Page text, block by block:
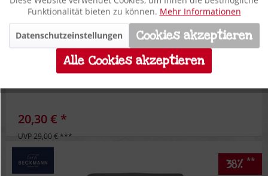
20,30 € *
UVP 29,00 € ***
38% **
Marketing Inaktiv
Inaktiv
Service
Funktionalität bieten zu können. Mehr Informationen
Datenschutzeinstellungen
Cookies akzeptieren
Alle Cookies akzeptieren